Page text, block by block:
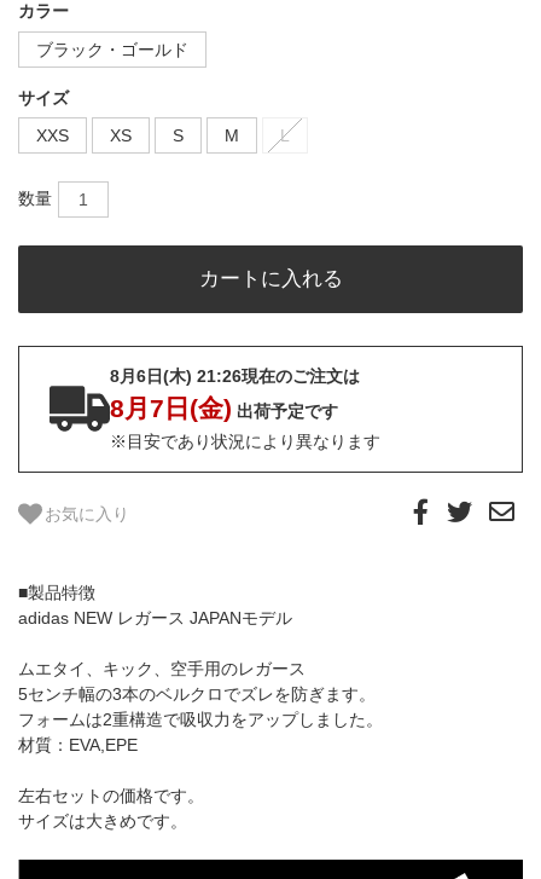
カラー
ブラック・ゴールド
サイズ
XXS
XS S M L
数量
8月6日(木) 21:26現在のご注文は
8月7日(金) 出荷予定です
※目安であり状況により異なります
お気に入り
■製品特徴
adidas NEW レガース JAPANモデル
ムエタイ、キック、空手用のレガース
5センチ幅の3本のベルクロでズレを防ぎます。
フォームは2重構造で吸収力をアップしました。
材質：EVA,EPE
左右セットの価格です。
サイズは大きめです。